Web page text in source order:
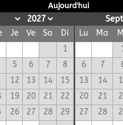
Aujourd'hui
Je Ve Sa
Di
1
5 6 7
8
12 13 14
15
19 20 21
22
26 27 28
29
Lu
Ma
6
7
13
14
20
21
27
28